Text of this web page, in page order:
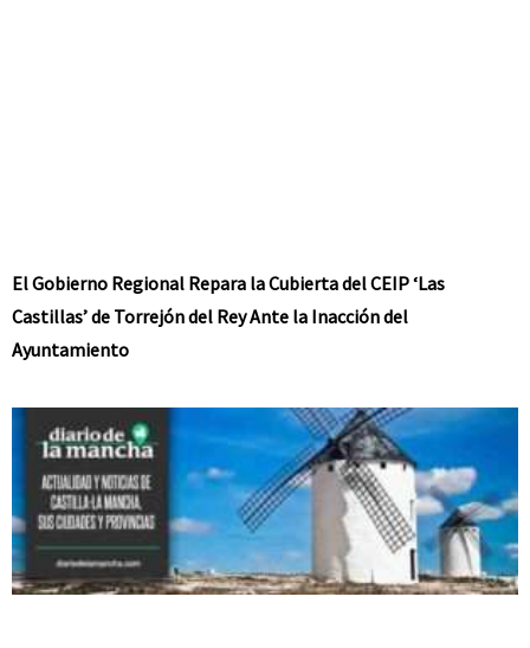
El Gobierno Regional Repara la Cubierta del CEIP ‘Las
Castillas’ de Torrejón del Rey Ante la Inacción del
Ayuntamiento